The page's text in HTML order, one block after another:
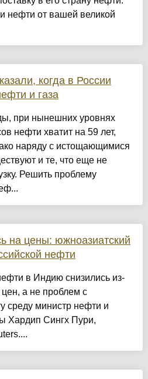
нефти от вашей великой
когда в России
и газа
при нынешних уровнях
нефти хватит на 59 лет,
наряду с истощающимися
и те, что еще не
Решить проблему
на цены: южноазиатский
нефти
в Индию снизились из-
а не проблем с
среду министр нефти и
Хардип Сингх Пури,